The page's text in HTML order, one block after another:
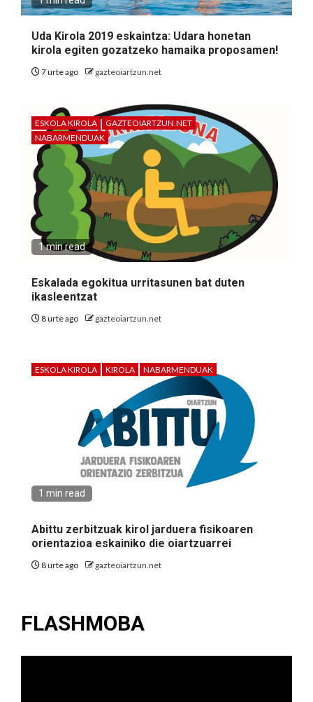
Uda Kirola 2019 eskaintza: Udara honetan
kirola egiten gozatzeko hamaika proposamen!
7 urte ago gazteoiartzun.net
ESKOLA KIROLA
GAZTEOIARTZUN.NET
NABARMENDUAK
1 min read
Eskalada egokitua urritasunen bat duten
ikasleentzat
8 urte ago gazteoiartzun.net
ESKOLA KIROLA KIROLA NABARMENDUAK
1 min read
Abittu zerbitzuak kirol jarduera fisikoaren
orientazioa eskainiko die oiartzuarrei
8 urte ago gazteoiartzun.net
FLASHMOBA